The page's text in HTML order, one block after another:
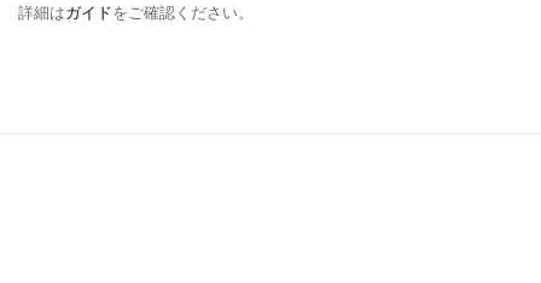
詳細はガイドをご確認ください。